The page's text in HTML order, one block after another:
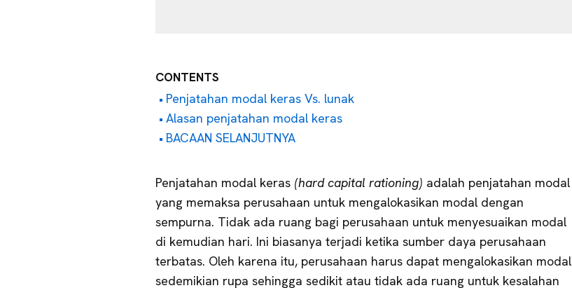
CONTENTS
Penjatahan modal keras Vs. lunak
Alasan penjatahan modal keras
BACAAN SELANJUTNYA
Penjatahan modal keras (hard capital rationing) adalah penjatahan modal
yang memaksa perusahaan untuk mengalokasikan modal dengan
sempurna. Tidak ada ruang bagi perusahaan untuk menyesuaikan modal
di kemudian hari. Ini biasanya terjadi ketika sumber daya perusahaan
terbatas. Oleh karena itu, perusahaan harus dapat mengalokasikan modal
sedemikian rupa sehingga sedikit atau tidak ada ruang untuk kesalahan